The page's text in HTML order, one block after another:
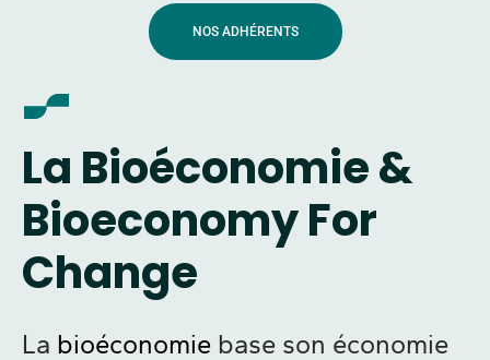
NOS ADHÉRENTS
La Bioéconomie &
Bioeconomy For
Change
La bioéconomie base son économie